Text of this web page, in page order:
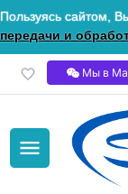
Пользуясь сайтом,
передачи и
Мы в